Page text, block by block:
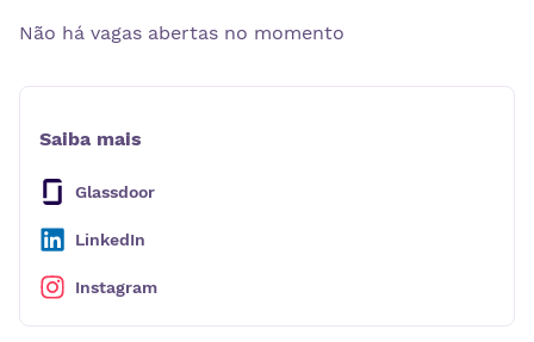
Não há vagas abertas no momento
Saiba mais
Glassdoor
LinkedIn
Instagram